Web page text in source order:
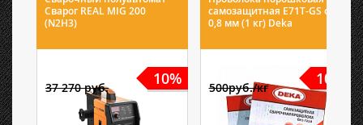
Сварог REAL MIG 200
(N2H3)
10%
37 270 руб.
самозащитная E71T-GS ф
0,8 мм (1 кг) Deka
10%
500руб./кг